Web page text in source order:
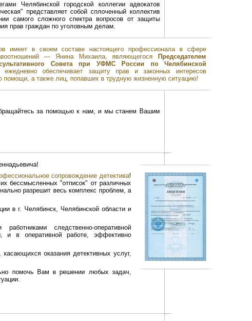
Челябинской городской коллегии адвокатов
представляет собой сплоченный коллектив
самого сложного спектра вопросов от защиты
прав граждан по уголовным делам.
имеет в своем составе настоящего профессионала в сфере
— Янина Михаила, являющегося
Председателем
Совета при УФМС России по Челябинской
ежедневно обеспечивает защиту прав и законных интересов
помощи, а также лиц, попавших в трудную жизненную ситуацию!
за помощью к нам, и мы станем Вашим
сопровождение детектива!
бессмысленных "отписок" от различных
разрешит весь комплекс проблем, а
в г. Челябинск, Челябинской области и
следственно-оперативной
и в оперативной работе, эффективно
оказания детективных услуг,
помочь Вам в решении любых задач,